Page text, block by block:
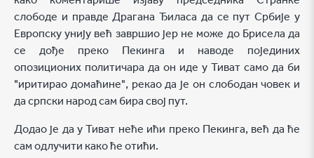
слободе и правде Драгана Ђиласа да се пут Србије у
Европску унију већ завршио јер не може до Брисела да
се дође преко Пекинга и наводе појединих
опозиционих политичара да он иде у Тиват само да би
"иритирао домаћине", рекао да је он слободан човек и
да српски народ сам бира свој пут.
Додао је да у Тиват неће ићи преко Пекинга, већ да ће
сам одлучити како ће отићи.